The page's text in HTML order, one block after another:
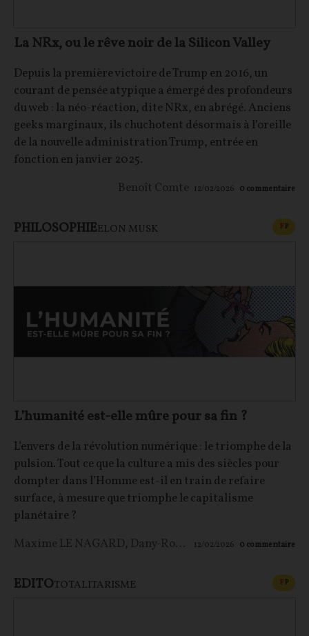
La NRx, ou le rêve noir de la Silicon Valley
Depuis la première victoire de Trump en 2016, un
courant de pensée atypique a émergé des profondeurs
du web : la néo-réaction, dite NRx, en abrégé. Anciens
geeks marginaux, ils chuchotent désormais à l’oreille
de la nouvelle administration Trump, entrée en
fonction en janvier 2025.
Benoît Comte 12/02/2026 0 commentaire
PHILOSOPHIEELON MUSK FP
L’humanité est-elle mûre pour sa fin ?
L’envers de la révolution numérique : le triomphe de la
pulsion. Tout ce que la culture a mis des siècles pour
dompter dans l’Homme est-il en train de refaire
surface, à mesure que triomphe le capitalisme
planétaire ?
Maxime LE NAGARD, Dany-Robert Dufour 12/02/2026 0 commentaire
EDITOTOTALITARISME FP